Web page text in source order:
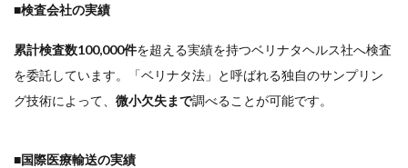
■検査会社の実績
累計検査数100,000件を超える実績を持つベリナタヘルス社へ検査
を委託しています。「ベリナタ法」と呼ばれる独自のサンプリン
グ技術によって、 微小欠失まで調べることが可能です。
■国際医療輸送の実績